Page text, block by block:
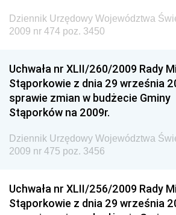
Dziennik Urzędowy Ministra
i Gospodarki Morskiej
Dziennik Urzędowy Ministra Spraw
Dziennik Urzędowy Centralnego
Antykorupcyjnego
Wewnętrznego
Dziennik Urzędowy Urzędu
Dziennik Urzędowy Generalnej
Krajowych i Autostrad
Dziennik Urzędowy Województwa
2009 nr 474 poz. 3450
Uchwała nr XLII/260/2009 Rady
Stąporkowie z dnia 29 września
sprawie zmian w budżecie Gminy
Stąporków na 2009r.
Dziennik Urzędowy Województwa
2009 nr 475 poz. 3456
Uchwała nr XLII/256/2009 Rady
Stąporkowie z dnia 29 września